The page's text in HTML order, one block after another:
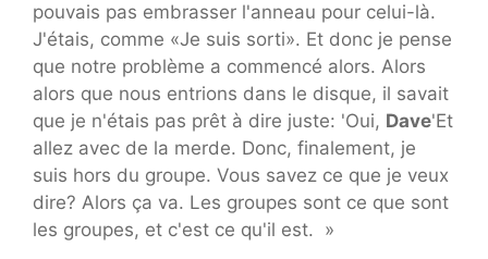
pouvais pas embrasser l'anneau pour celui-là.
J'étais, comme «Je suis sorti». Et donc je pense
que notre problème a commencé alors. Alors
alors que nous entrions dans le disque, il savait
que je n'étais pas prêt à dire juste: 'Oui, Dave'Et
allez avec de la merde. Donc, finalement, je
suis hors du groupe. Vous savez ce que je veux
dire? Alors ça va. Les groupes sont ce que sont
les groupes, et c'est ce qu'il est. »